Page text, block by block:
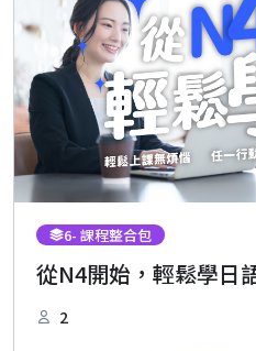
6- 課程整合包
從N4開始，輕鬆學日
2